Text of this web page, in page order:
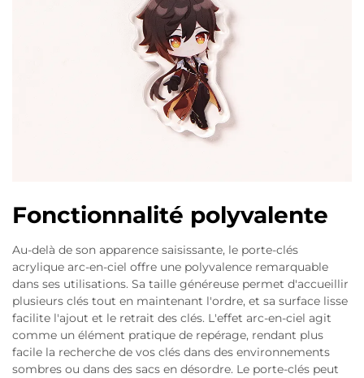
Fonctionnalité polyvalente
Au-delà de son apparence saisissante, le porte-clés
acrylique arc-en-ciel offre une polyvalence remarquable
dans ses utilisations. Sa taille généreuse permet d'accueillir
plusieurs clés tout en maintenant l'ordre, et sa surface lisse
facilite l'ajout et le retrait des clés. L'effet arc-en-ciel agit
comme un élément pratique de repérage, rendant plus
facile la recherche de vos clés dans des environnements
sombres ou dans des sacs en désordre. Le porte-clés peut